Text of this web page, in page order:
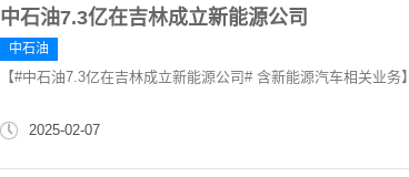
中石油7.3亿在吉林成立新能源公司
中石油
【#中石油7.3亿在吉林成立新能源公司# 含新能源汽车相关业务】
2025-02-07